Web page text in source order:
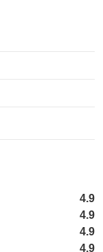
4.9
4.9
4.9
4.9